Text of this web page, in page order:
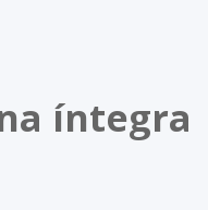
íntegra